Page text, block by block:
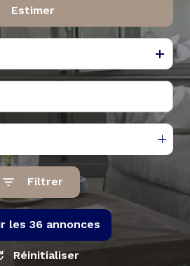
Estimer
Filtrer
les 36 annonces
Réinitialiser